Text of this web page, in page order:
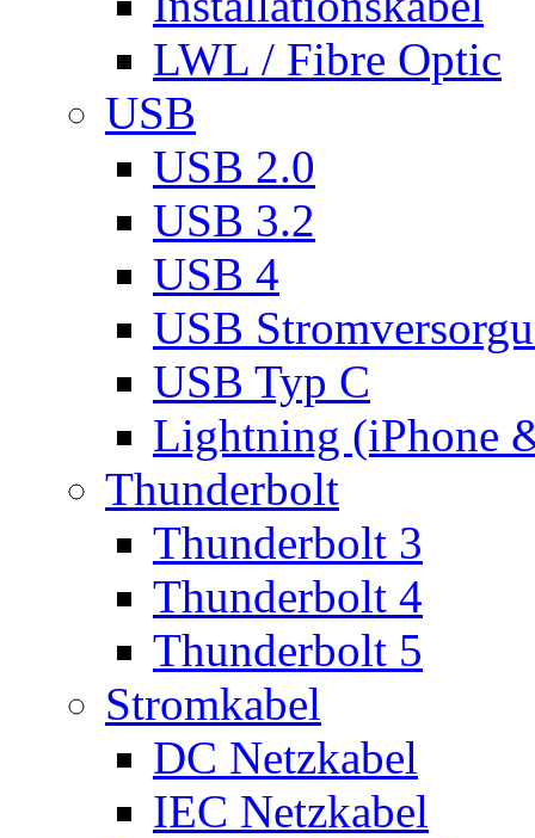
LWL / Fibre Optic
USB
USB 2.0
USB 3.2
USB 4
USB
USB Typ C
Lightning (iPhone
Thunderbolt
Thunderbolt 3
Thunderbolt 4
Thunderbolt 5
Stromkabel
DC Netzkabel
IEC Netzkabel